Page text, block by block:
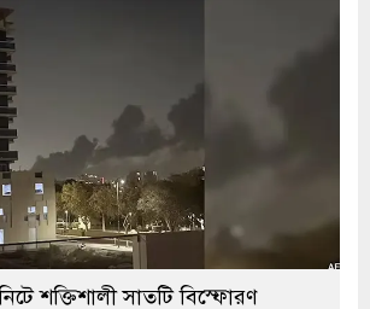
শক্তিশালী সাতটি বিস্ফোরণ